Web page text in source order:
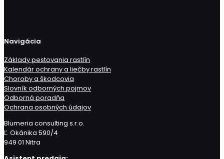
Navigácia
Základy pestovania rastlín
Kalendár ochrany a liečby rastlín
Choroby a škodcovia
Slovník odborných pojmov
Odborná poradňa
Ochrana osobných údajov
Blumeria consulting s.r.o.
Ľ. Okánika 590/4
949 01 Nitra